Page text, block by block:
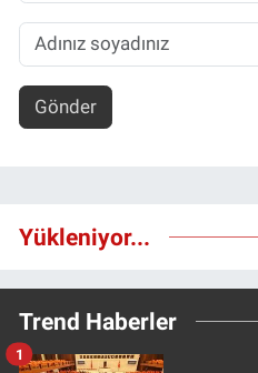
Gönder
Yükleniyor...
Trend Haberler
1